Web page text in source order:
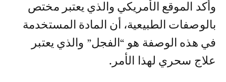
وأكد الموقع الأمريكي والذي يعتبر مختص
بالوصفات الطبيعية، أن المادة المستخدمة
في هذه الوصفة هو “الفجل” والذي يعتبر
علاج سحري لهذا الأمر.